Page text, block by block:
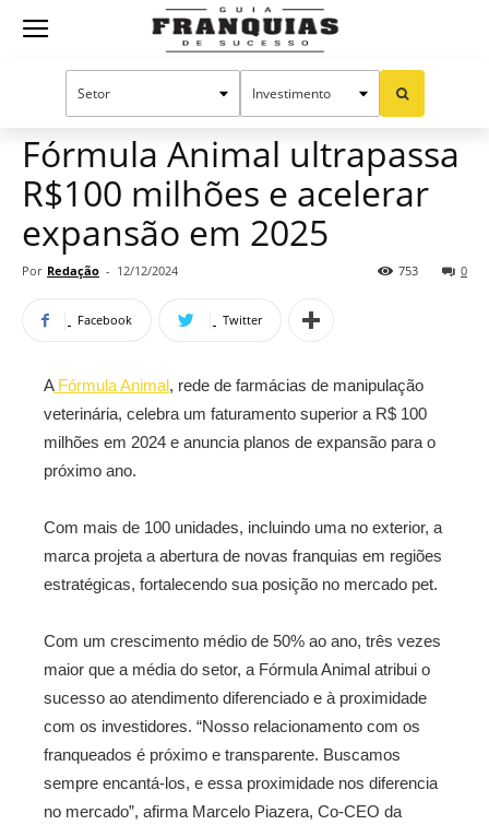
Guia
Mercado de franquias
Fórmula Animal ultrapassa
R$100 milhões e acelerar
expansão em 2025
Por Redação - 12/12/2024 0
753
Facebook Twitter
A Fórmula Animal, rede de farmácias de manipulação
veterinária, celebra um faturamento superior a R$ 100
milhões em 2024 e anuncia planos de expansão para o
próximo ano.
Com mais de 100 unidades, incluindo uma no exterior, a
marca projeta a abertura de novas franquias em regiões
estratégicas, fortalecendo sua posição no mercado pet.
Com um crescimento médio de 50% ao ano, três vezes
maior que a média do setor, a Fórmula Animal atribui o
sucesso ao atendimento diferenciado e à proximidade
com os investidores. “Nosso relacionamento com os
franqueados é próximo e transparente. Buscamos
sempre encantá-los, e essa proximidade nos diferencia
no mercado”, afirma Marcelo Piazera, Co-CEO da